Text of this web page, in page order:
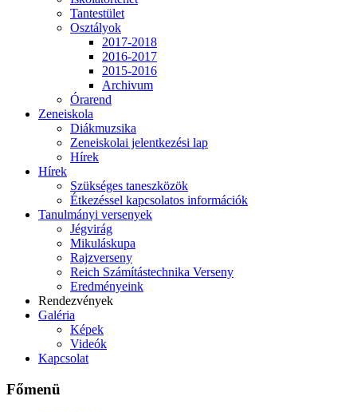
Tantestület
Osztályok
2017-2018
2016-2017
2015-2016
Archivum
Órarend
Zeneiskola
Diákmuzsika
Zeneiskolai jelentkezési lap
Hírek
Hírek
Szükséges taneszközök
Étkezéssel kapcsolatos információk
Tanulmányi versenyek
Jégvirág
Mikuláskupa
Rajzverseny
Reich Számítástechnika Verseny
Eredményeink
Rendezvények
Galéria
Képek
Videók
Kapcsolat
Főmenü